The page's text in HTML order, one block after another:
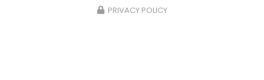
PRIVACY POLICY